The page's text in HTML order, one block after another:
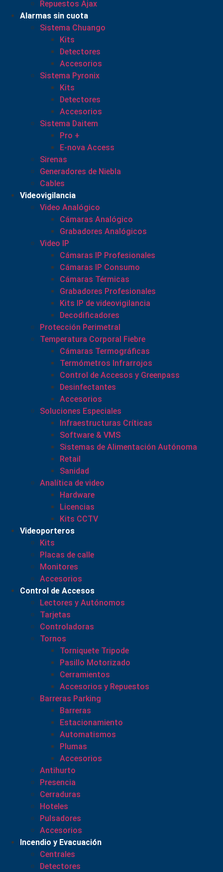
Repuestos Ajax
Alarmas sin cuota
Sistema Chuango
Kits
Detectores
Accesorios
Sistema Pyronix
Kits
Detectores
Accesorios
Sistema Daitem
Pro +
E-nova Access
Sirenas
Generadores de Niebla
Cables
Videovigilancia
Video Analógico
Cámaras Analógico
Grabadores Analógicos
Video IP
Cámaras IP Profesionales
Cámaras IP Consumo
Cámaras Térmicas
Grabadores Profesionales
Kits IP de videovigilancia
Decodificadores
Protección Perimetral
Temperatura Corporal Fiebre
Cámaras Termográficas
Termómetros Infrarrojos
Control de Accesos y Greenpass
Desinfectantes
Accesorios
Soluciones Especiales
Infraestructuras Críticas
Software & VMS
Sistemas de Alimentación Autónoma
Retail
Sanidad
Analítica de video
Hardware
Licencias
Kits CCTV
Videoporteros
Kits
Placas de calle
Monitores
Accesorios
Control de Accesos
Lectores y Autónomos
Tarjetas
Controladoras
Tornos
Torniquete Tripode
Pasillo Motorizado
Cerramientos
Accesorios y Repuestos
Barreras Parking
Barreras
Estacionamiento
Automatismos
Plumas
Accesorios
Antihurto
Presencia
Cerraduras
Hoteles
Pulsadores
Accesorios
Incendio y Evacuación
Centrales
Detectores